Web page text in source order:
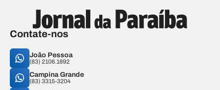
Contate-nos
João Pessoa
(83) 2106.1892
Campina Grande
(83) 3315-3204